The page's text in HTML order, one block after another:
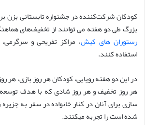
کودکان شرکت‌کننده در جشنواره تابستانی بزن
بزرگ طی دو هفته می توانند از تخفیف‌های
رستوران های کیش، مراکز تفریحی و
استفاده کنند.
در این دو هفته رویایی، کودکان هر روز بازی، هر
هر روز تخفیف و هر روز شادی که با هدف
سازی برای آنان در کنار خانواده در سفر به
شده است را تجربه می‍کنند.